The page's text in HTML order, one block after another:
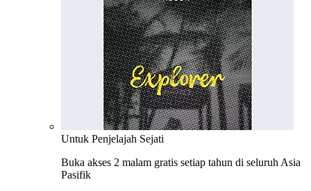
Untuk Penjelajah Sejati
Buka akses 2 malam gratis setiap tahun di seluruh Asia
Pasifik